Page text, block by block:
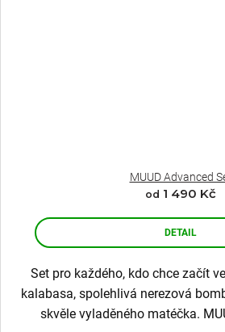
MUUD Advanced
od 1 490 Kč
DETAIL
Set pro každého, kdo chce začít
kalabasa, spolehlivá nerezová
skvěle vyladěného matéčka.